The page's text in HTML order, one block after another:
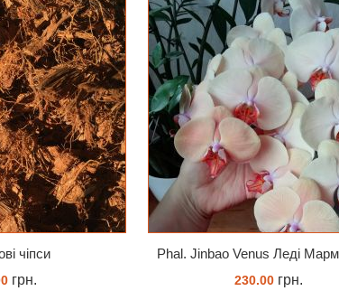
грн.
Добриво Містер Цвіт
50.00грн.